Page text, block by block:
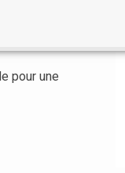
vis
pour une